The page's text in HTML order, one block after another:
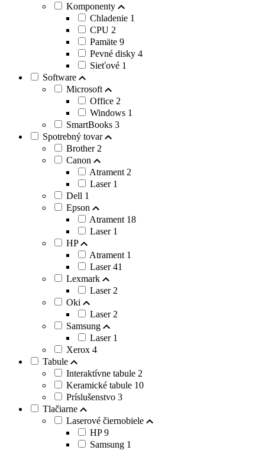
Komponenty
Chladenie 1
CPU 2
Pamäte 9
Pevné disky 4
Sieťové 1
Software
Microsoft
Office 2
Windows 1
SmartBooks 3
Spotrebný tovar
Brother 2
Canon
Atrament 2
Laser 1
Dell 1
Epson
Atrament 18
Laser 1
HP
Atrament 1
Laser 41
Lexmark
Laser 2
Oki
Laser 2
Samsung
Laser 1
Xerox 4
Tabule
Interaktívne tabule 2
Keramické tabule 10
Príslušenstvo 3
Tlačiarne
Laserové čiernobiele
HP 9
Samsung 1